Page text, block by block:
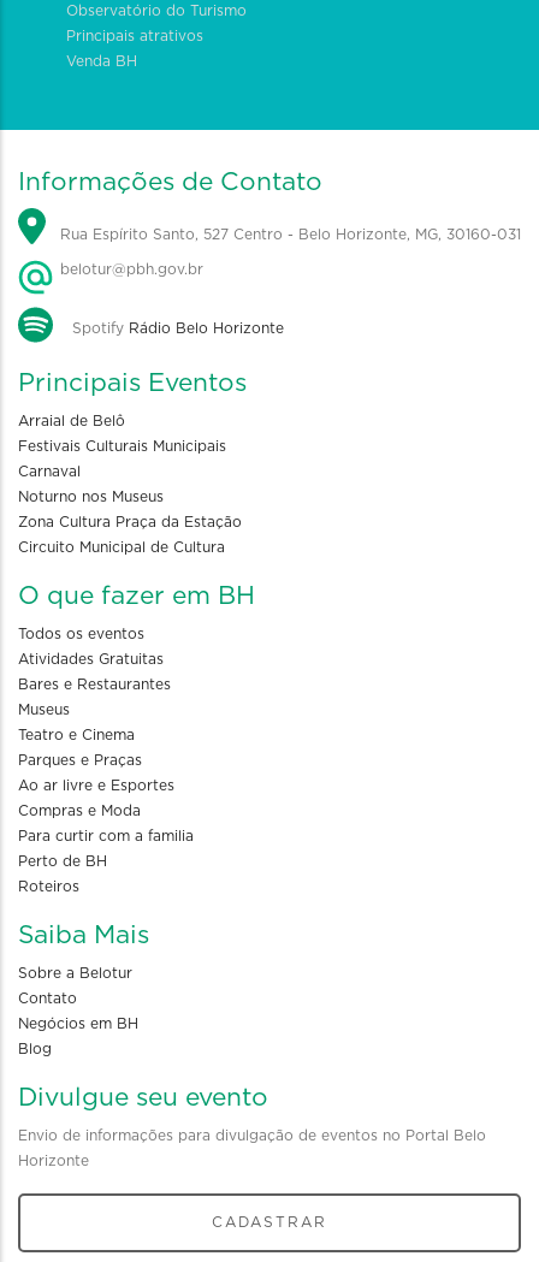
Observatório do Turismo
Principais atrativos
Venda BH
Informações de Contato
Rua Espírito Santo, 527 Centro - Belo Horizonte, MG, 30160-031
belotur@pbh.gov.br
Spotify Rádio Belo Horizonte
Principais Eventos
Arraial de Belô
Festivais Culturais Municipais
Carnaval
Noturno nos Museus
Zona Cultura Praça da Estação
Circuito Municipal de Cultura
O que fazer em BH
Todos os eventos
Atividades Gratuitas
Bares e Restaurantes
Museus
Teatro e Cinema
Parques e Praças
Ao ar livre e Esportes
Compras e Moda
Para curtir com a familia
Perto de BH
Roteiros
Saiba Mais
Sobre a Belotur
Contato
Negócios em BH
Blog
Divulgue seu evento
Envio de informações para divulgação de eventos no Portal Belo
Horizonte
CADASTRAR